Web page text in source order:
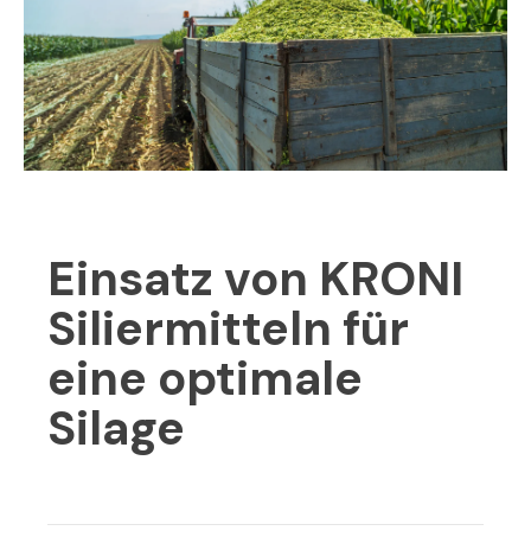
Einsatz von KRONI
Siliermitteln für
eine optimale
Silage